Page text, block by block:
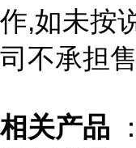
作,如未按
司不承担售
相关产品 ：